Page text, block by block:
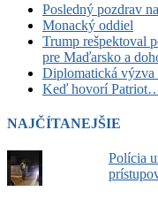
Posledný pozdrav
Monacký oddiel
Trump rešpektoval
pre Maďarsko a
Diplomatická výzva
Keď hovorí
NAJČÍTANEJŠIE
Polícia